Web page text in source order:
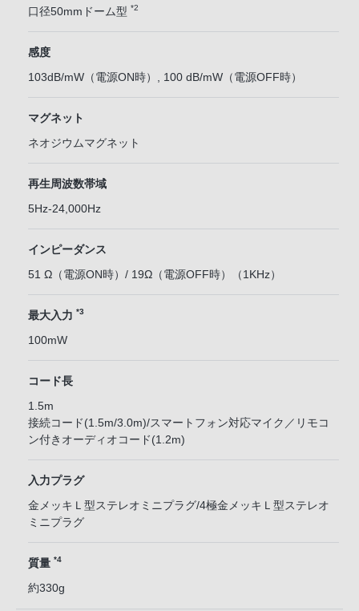
口径50mmドーム型 *2
感度
103dB/mW（電源ON時）, 100 dB/mW（電源OFF時）
マグネット
ネオジウムマグネット
再生周波数帯域
5Hz-24,000Hz
インピーダンス
51 Ω（電源ON時）/ 19Ω（電源OFF時）（1KHz）
最大入力 *3
100mW
コード長
1.5m
接続コード(1.5m/3.0m)/スマートフォン対応マイク／リモコ
ン付きオーディオコード(1.2m)
入力プラグ
金メッキＬ型ステレオミニプラグ/4極金メッキＬ型ステレオ
ミニプラグ
質量 *4
約330g